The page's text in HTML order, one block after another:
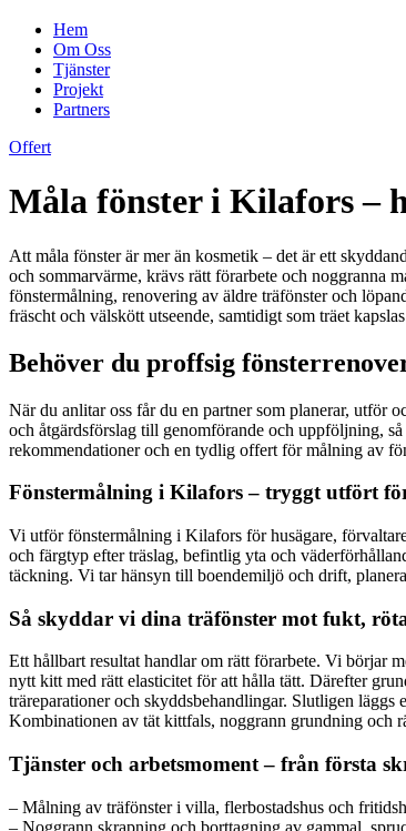
Hem
Om Oss
Tjänster
Projekt
Partners
Offert
Måla fönster i Kilafors –
Att måla fönster är mer än kosmetik – det är ett
och sommarvärme, krävs rätt förarbete och noggranna
fönstermålning, renovering av äldre träfönster och
fräscht och välskött utseende, samtidigt som träet
Behöver du proffsig
När du anlitar oss får du en partner som planerar, utför
och åtgärdsförslag till genomförande och uppföljning,
rekommendationer och en tydlig offert för målning av
Fönstermålning i Kilafors – tryggt utfört
Vi utför fönstermålning i Kilafors för husägare,
och färgtyp efter träslag, befintlig yta och
täckning. Vi tar hänsyn till boendemiljö och drift,
Så skyddar vi dina träfönster mot fukt,
Ett hållbart resultat handlar om rätt förarbete. Vi börjar
nytt kitt med rätt elasticitet för att hålla tätt. Därefter
träreparationer och skyddsbehandlingar. Slutligen
Kombinationen av tät kittfals, noggrann grundning och
Tjänster och arbetsmoment – från första
– Målning av träfönster i villa, flerbostadshus och
– Noggrann skrapning och borttagning av gammal,